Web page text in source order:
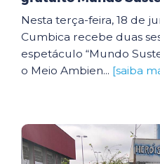
Nesta terça-feira, 18 de
Cumbica recebe duas
espetáculo “Mundo
o Meio Ambien... [saiba